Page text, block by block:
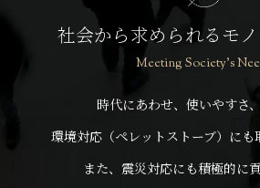
社会から求められるモノ
Meeting Society’s
時代にあわせ、使いやすさ、
環境対応（ペレットストーブ）にも
また、震災対応にも積極的に